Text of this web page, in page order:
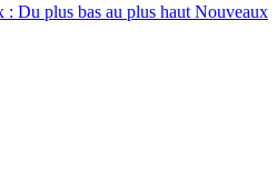
: Du plus bas au plus haut Nouveaux